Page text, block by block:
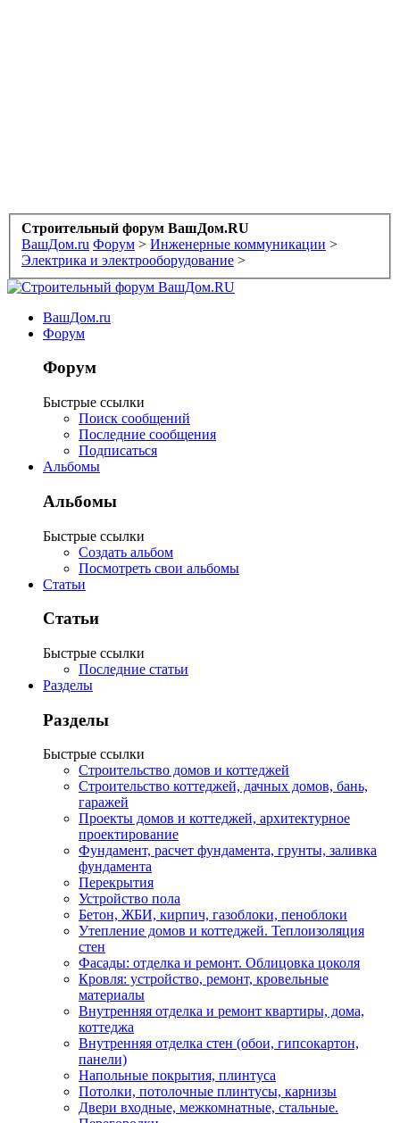
Строительный форум ВашДом.RU
ВашДом.ru Форум > Инженерные коммуникации >
Электрика и электрооборудование >
ВашДом.ru
Форум
Форум
Быстрые ссылки
Поиск сообщений
Последние сообщения
Подписаться
Альбомы
Альбомы
Быстрые ссылки
Создать альбом
Посмотреть свои альбомы
Статьи
Статьи
Быстрые ссылки
Последние статьи
Разделы
Разделы
Быстрые ссылки
Строительство домов и коттеджей
Строительство коттеджей, дачных домов, бань,
гаражей
Проекты домов и коттеджей, архитектурное
проектирование
Фундамент, расчет фундамента, грунты, заливка
фундамента
Перекрытия
Устройство пола
Бетон, ЖБИ, кирпич, газоблоки, пеноблоки
Утепление домов и коттеджей. Теплоизоляция
стен
Фасады: отделка и ремонт. Облицовка цоколя
Кровля: устройство, ремонт, кровельные
материалы
Внутренняя отделка и ремонт квартиры, дома,
коттеджа
Внутренняя отделка стен (обои, гипсокартон,
панели)
Напольные покрытия, плинтуса
Потолки, потолочные плинтусы, карнизы
Двери входные, межкомнатные, стальные.